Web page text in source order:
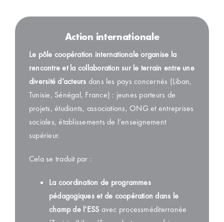
Action internationale
Le pôle coopération internationaleorganise la
rencontreet la collaboration sur le terrain entre une
diversité d’acteurs dans les paysconcernés (Liban,
Tunisie, Sénégal, France) : jeunes porteurs de
projets, étudiants, associations, ONG et entreprises
sociales,établissements de l’enseignement
supérieur.
Cela se traduit par :
La coordination de programmes
pédagogiques et de coopération dans le
champ de l’ESS avec processméditerranée